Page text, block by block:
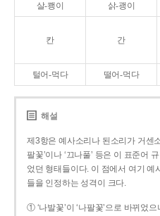
살-쾡이 삵-괭이
칸 간
털어-먹다 떨어-먹다
해설
제3항은 예사소리나 된소리가 거센
팔꽃’이나 ‘끄나풀’ 등은 이 표준어
었던 형태들이다. 이 점에서 여기 예
들을 인정하는 성격이 크다.
① ‘나발꽃’이 ‘나팔꽃’으로 바뀌었으